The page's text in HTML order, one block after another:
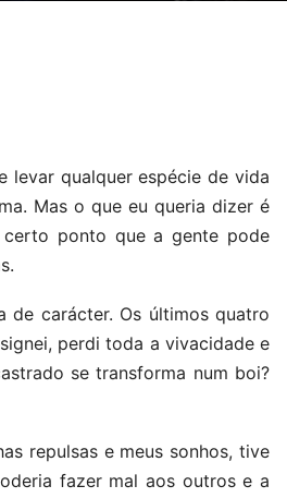
levar qualquer espécie de vida
Mas o que eu queria dizer é
ponto que a gente pode
de carácter. Os últimos quatro
perdi toda a vivacidade e
se transforma num boi?
repulsas e meus sonhos, tive
fazer mal aos outros e a